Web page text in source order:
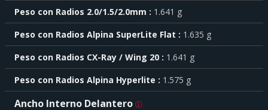
Peso con Radios 2.0/1.5/2.0mm
1.641 g
Peso con Radios Alpina SuperLite Flat
1.635 g
Peso con Radios CX-Ray / Wing 20
1.641 g
Peso con Radios Alpina Hyperlite
1.575 g
Ancho Interno Delantero